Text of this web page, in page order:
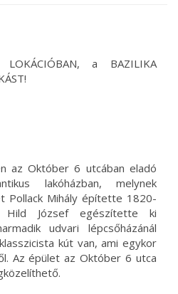
LOKÁCIÓBAN, a BAZILIKA
az Október 6 utcában eladó
lakóházban, melynek
Pollack Mihály építette 1820-
Hild József egészítette ki
udvari lépcsőházánál
kút van, ami egykor
Az épület az Október 6 utca